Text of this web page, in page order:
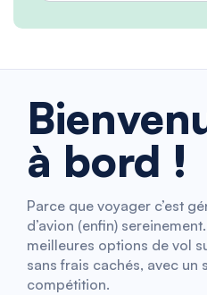
à bord !
Parce que voyager c’est
d’avion (enfin)
meilleures options de vol
sans frais cachés, avec un
compétition.